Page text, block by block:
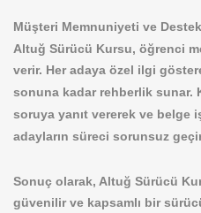
Müşteri Memnuniyeti ve Destek
Altuğ Sürücü Kursu, öğrenci
verir. Her adaya özel ilgi
sonuna kadar rehberlik sunar.
soruya yanıt vererek ve belge
adayların süreci sorunsuz
Sonuç olarak, Altuğ Sürücü
güvenilir ve kapsamlı bir